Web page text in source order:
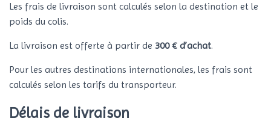
Les frais de livraison sont calculés selon la destination et le
poids du colis.
La livraison est offerte à partir de 300 € d’achat.
Pour les autres destinations internationales, les frais sont
calculés selon les tarifs du transporteur.
Délais de livraison